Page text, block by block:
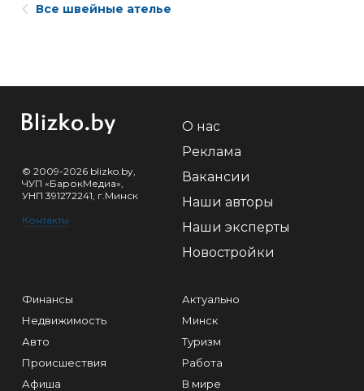
Все швейные ателье
© 2009-2026 blizko.by,
ЧУП «БарокМедиа»,
УНП 391272241, г.Минск
Контакты
О нас
Реклама
Вакансии
Наши авторы
Наши эксперты
Новостройки
Финансы
Недвижимость
Авто
Происшествия
Афиша
Актуально
Минск
Туризм
Работа
В мире